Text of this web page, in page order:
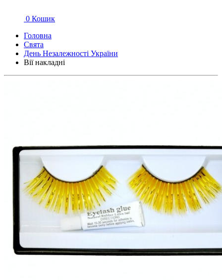
0 Кошик
Головна
Свята
День Незалежності України
Вії накладні